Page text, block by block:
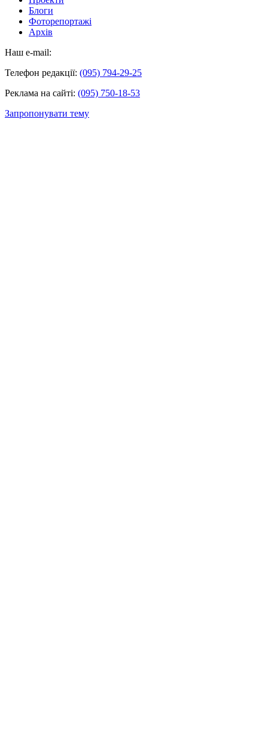
Блоги
Фоторепортажі
Архів
Наш e-mail:
Телефон редакції: (095) 794-29-25
Реклама на сайті: (095) 750-18-53
Запропонувати тему